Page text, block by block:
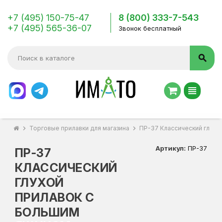
+7 (495) 150-75-47
+7 (495) 565-36-07
8 (800) 333-7-543
Звонок бесплатный
search
view_headline
chevron_right Торговые прилавки для магазина chevron_right ПР-37 Классический
ПР-37
КЛАССИЧЕСКИЙ
ГЛУХОЙ
ПРИЛАВОК С
БОЛЬШИМ
Артикул: ПР-37